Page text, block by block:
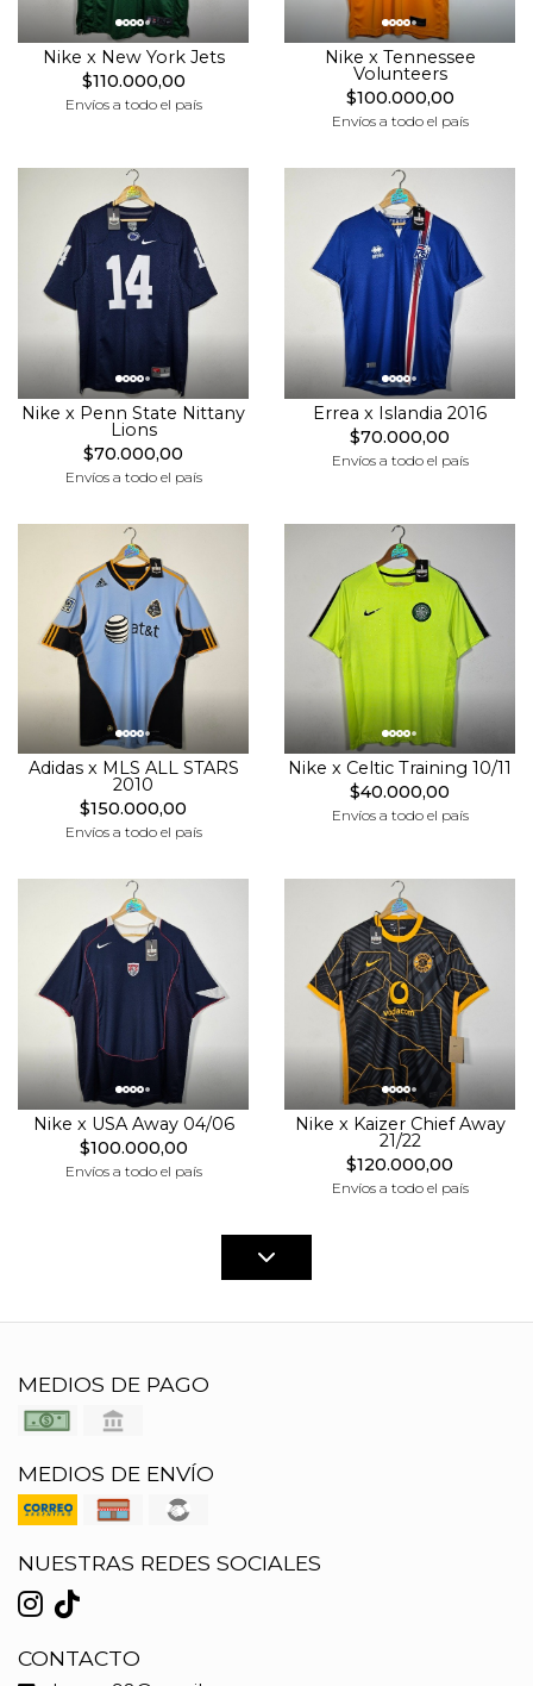
Nike x New York Jets
$110.000,00
Envíos a todo el país
Nike x Tennessee
Volunteers
$100.000,00
Envíos a todo el país
Nike x Penn State Nittany
Lions
$70.000,00
Envíos a todo el país
Errea x Islandia 2016
$70.000,00
Envíos a todo el país
Adidas x MLS ALL STARS
2010
$150.000,00
Envíos a todo el país
Nike x Celtic Training 10/11
$40.000,00
Envíos a todo el país
Nike x USA Away 04/06
$100.000,00
Envíos a todo el país
Nike x Kaizer Chief Away
21/22
$120.000,00
Envíos a todo el país
MEDIOS DE PAGO
MEDIOS DE ENVÍO
NUESTRAS REDES SOCIALES
CONTACTO